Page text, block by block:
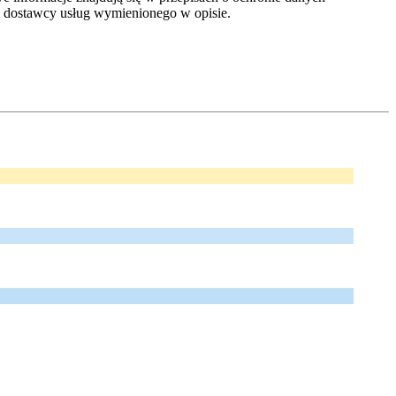
usług wymienionego w opisie.